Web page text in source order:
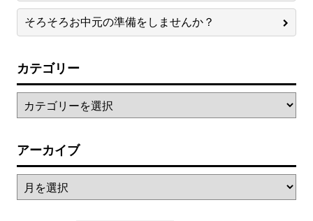
そろそろお中元の準備をしませんか？
カテゴリー
アーカイブ